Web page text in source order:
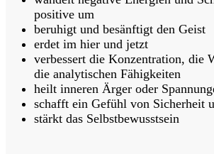
positive um
beruhigt und besänftigt den Geist
erdet im hier und jetzt
verbessert die Konzentration, die
die analytischen Fähigkeiten
heilt inneren Ärger oder
schafft ein Gefühl von Sicherheit
stärkt das Selbstbewusstsein